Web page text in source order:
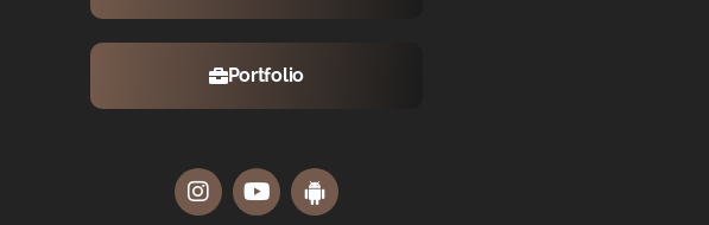
Portfolio